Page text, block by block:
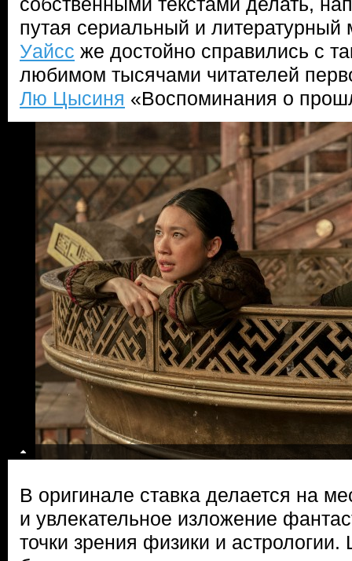
путая сериальный и
Уайсс же достойно справились с
любимом тысячами читателей
Лю Цысиня «Воспоминания о
В оригинале ставка делается на
и увлекательное изложение
точки зрения физики и